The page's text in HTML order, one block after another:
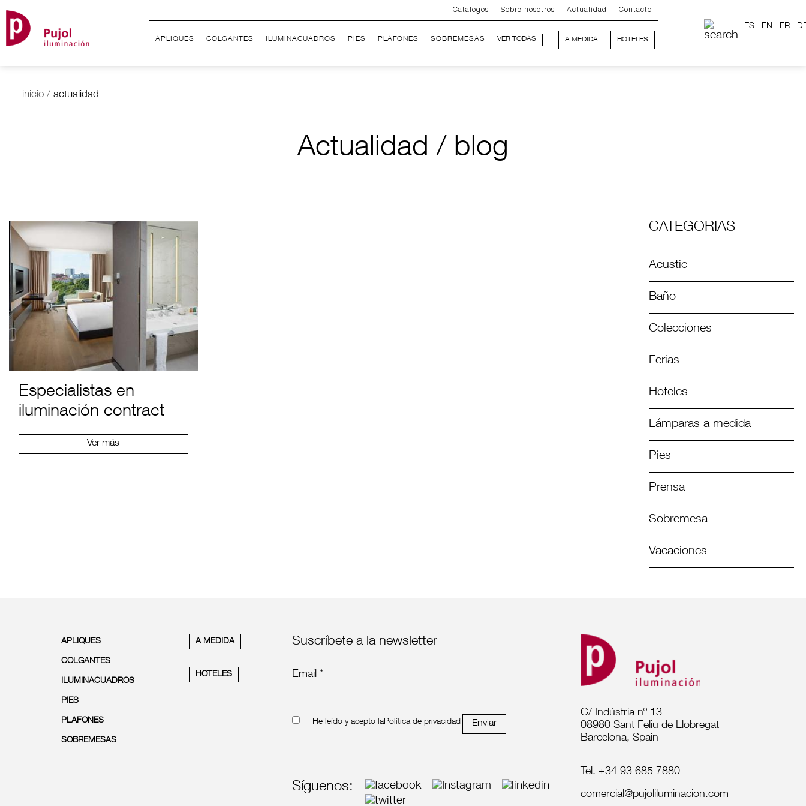
Catálogos Sobre nosotros Actualidad Contacto
APLIQUES COLGANTES ILUMINACUADROS PIES PLAFONES SOBREMESAS VER TODAS A MEDIDA HOTELES
ES EN FR
inicio / actualidad
Actualidad / blog
Especialistas en
iluminación contract
Ver más
CATEGORIAS
Acustic
Baño
Colecciones
Ferias
Hoteles
Lámparas a medida
Pies
Prensa
Sobremesa
Vacaciones
APLIQUES
COLGANTES
ILUMINACUADROS
PIES
PLAFONES
SOBREMESAS
A MEDIDA
HOTELES
Suscríbete a la newsletter
Email *
He leído y acepto laPolítica de privacidad Enviar
Síguenos:
C/ Indústria nº 13
08980 Sant Feliu de Llobregat
Barcelona, Spain
Tel. +34 93 685 7880
comercial@pujoliluminacion.com